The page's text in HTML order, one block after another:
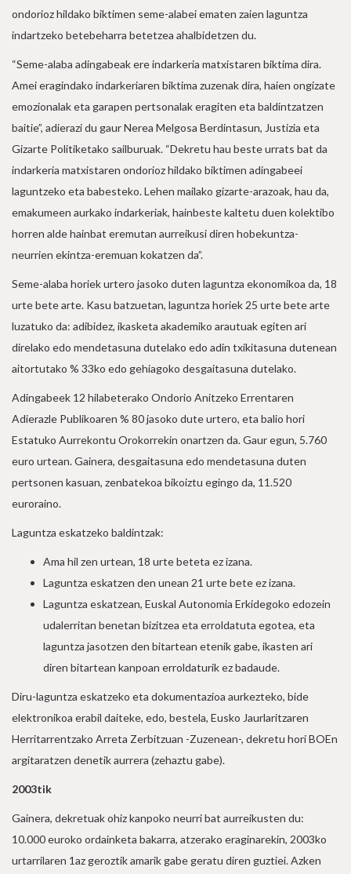
ondorioz hildako biktimen seme-alabei ematen zaien laguntza
indartzeko betebeharra betetzea ahalbidetzen du.
“Seme-alaba adingabeak ere indarkeria matxistaren biktima dira.
Amei eragindako indarkeriaren biktima zuzenak dira, haien ongizate
emozionalak eta garapen pertsonalak eragiten eta baldintzatzen
baitie”, adierazi du gaur Nerea Melgosa Berdintasun, Justizia eta
Gizarte Politiketako sailburuak. “Dekretu hau beste urrats bat da
indarkeria matxistaren ondorioz hildako biktimen adingabeei
laguntzeko eta babesteko. Lehen mailako gizarte-arazoak, hau da,
emakumeen aurkako indarkeriak, hainbeste kaltetu duen kolektibo
horren alde hainbat eremutan aurreikusi diren hobekuntza-
neurrien ekintza-eremuan kokatzen da”.
Seme-alaba horiek urtero jasoko duten laguntza ekonomikoa da, 18
urte bete arte. Kasu batzuetan, laguntza horiek 25 urte bete arte
luzatuko da: adibidez, ikasketa akademiko arautuak egiten ari
direlako edo mendetasuna dutelako edo adin txikitasuna dutenean
aitortutako % 33ko edo gehiagoko desgaitasuna dutelako.
Adingabeek 12 hilabeterako Ondorio Anitzeko Errentaren
Adierazle Publikoaren % 80 jasoko dute urtero, eta balio hori
Estatuko Aurrekontu Orokorrekin onartzen da. Gaur egun, 5.760
euro urtean. Gainera, desgaitasuna edo mendetasuna duten
pertsonen kasuan, zenbatekoa bikoiztu egingo da, 11.520
euroraino.
Laguntza eskatzeko baldintzak:
Ama hil zen urtean, 18 urte beteta ez izana.
Laguntza eskatzen den unean 21 urte bete ez izana.
Laguntza eskatzean, Euskal Autonomia Erkidegoko edozein
udalerritan benetan bizitzea eta erroldatuta egotea, eta
laguntza jasotzen den bitartean etenik gabe, ikasten ari
diren bitartean kanpoan erroldaturik ez badaude.
Diru-laguntza eskatzeko eta dokumentazioa aurkezteko, bide
elektronikoa erabil daiteke, edo, bestela, Eusko Jaurlaritzaren
Herritarrentzako Arreta Zerbitzuan -Zuzenean-, dekretu hori BOEn
argitaratzen denetik aurrera (zehaztu gabe).
2003tik
Gainera, dekretuak ohiz kanpoko neurri bat aurreikusten du:
10.000 euroko ordainketa bakarra, atzerako eraginarekin, 2003ko
urtarrilaren 1az geroztik amarik gabe geratu diren guztiei. Azken